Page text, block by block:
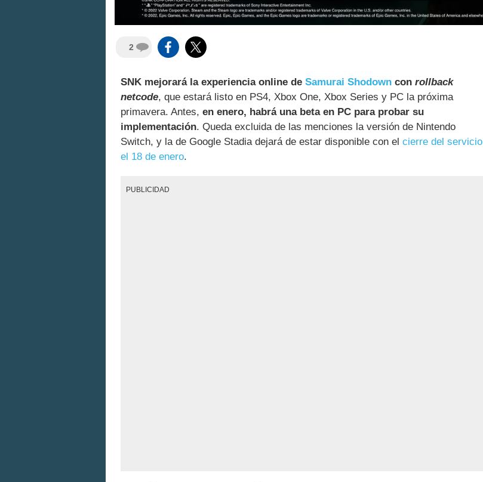
2
SNK mejorará la experiencia online de Samurai Shodown con rollback
netcode, que estará listo en PS4, Xbox One, Xbox Series y PC la próxima
primavera. Antes, en enero, habrá una beta en PC para probar su
implementación. Queda excluida de las menciones la versión de Nintendo
Switch, y la de Google Stadia dejará de estar disponible con el cierre del servicio
el 18 de enero.
PUBLICIDAD